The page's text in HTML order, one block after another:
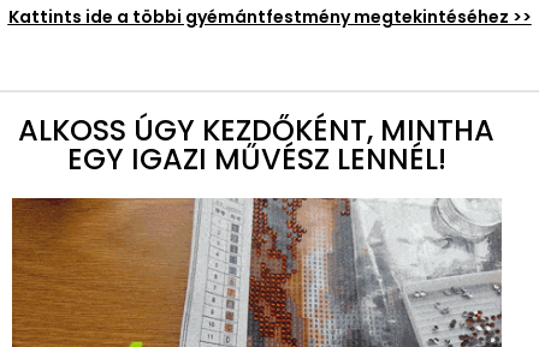
Kattints ide a többi gyémántfestmény megtekintéséhez >>
ALKOSS ÚGY KEZDŐKÉNT, MINTHA
EGY IGAZI MŰVÉSZ LENNÉL!